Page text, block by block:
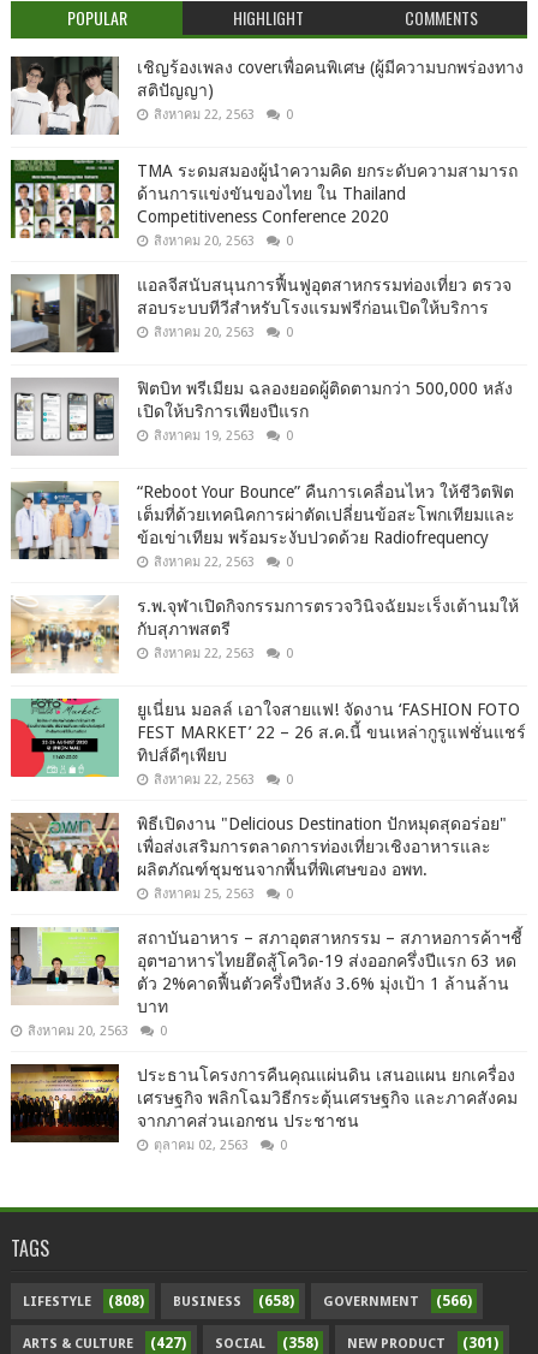
POPULAR HIGHLIGHT COMMENTS
เชิญร้องเพลง coverเพื่อคนพิเศษ (ผู้มีความบกพร่องทาง
สติปัญญา)
สิงหาคม 22, 2563 0
TMA ระดมสมองผู้นำความคิด ยกระดับความสามารถ
ด้านการแข่งขันของไทย ใน Thailand
Competitiveness Conference 2020
สิงหาคม 20, 2563 0
แอลจีสนับสนุนการฟื้นฟูอุตสาหกรรมท่องเที่ยว ตรวจ
สอบระบบทีวีสำหรับโรงแรมฟรีก่อนเปิดให้บริการ
สิงหาคม 20, 2563 0
ฟิตบิท พรีเมียม ฉลองยอดผู้ติดตามกว่า 500,000 หลัง
เปิดให้บริการเพียงปีแรก
สิงหาคม 19, 2563 0
“Reboot Your Bounce” คืนการเคลื่อนไหว ให้ชีวิตฟิต
เต็มที่ด้วยเทคนิคการผ่าตัดเปลี่ยนข้อสะโพกเทียมและ
ข้อเข่าเทียม พร้อมระงับปวดด้วย Radiofrequency
สิงหาคม 22, 2563 0
ร.พ.จุฬาเปิดกิจกรรมการตรวจวินิจฉัยมะเร็งเต้านมให้
กับสุภาพสตรี
สิงหาคม 22, 2563 0
ยูเนี่ยน มอลล์ เอาใจสายแฟ! จัดงาน ‘FASHION FOTO
FEST MARKET’ 22 – 26 ส.ค.นี้ ขนเหล่ากูรูแฟชั่นแชร์
ทิปส์ดีๆเพียบ
สิงหาคม 22, 2563 0
พิธีเปิดงาน "Delicious Destination ปักหมุดสุดอร่อย"
เพื่อส่งเสริมการตลาดการท่องเที่ยวเชิงอาหารและ
ผลิตภัณฑ์ชุมชนจากพื้นที่พิเศษของ อพท.
สิงหาคม 25, 2563 0
สถาบันอาหาร – สภาอุตสาหกรรม – สภาหอการค้าฯชี้
อุตฯอาหารไทยฮึดสู้โควิด-19 ส่งออกครึ่งปีแรก 63 หด
ตัว 2%คาดฟื้นตัวครึ่งปีหลัง 3.6% มุ่งเป้า 1 ล้านล้าน
บาท
สิงหาคม 20, 2563 0
ประธานโครงการคืนคุณแผ่นดิน เสนอแผน ยกเครื่อง
เศรษฐกิจ พลิกโฉมวิธีกระตุ้นเศรษฐกิจ และภาคสังคม
จากภาคส่วนเอกชน ประชาชน
ตุลาคม 02, 2563 0
TAGS
LIFESTYLE (808) BUSINESS (658) GOVERNMENT (566)
ARTS & CULTURE (427) SOCIAL (358) NEW PRODUCT (301)